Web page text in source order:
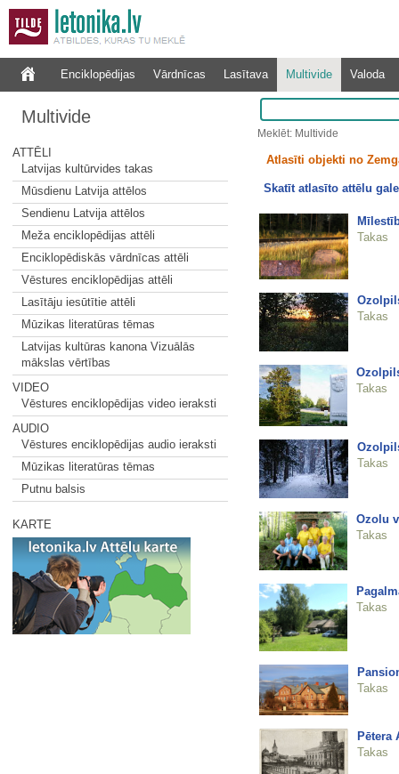
Enciklopēdijas Vārdnīcas Lasītava Multivide Valoda
Multivide
ATTĒLI
Latvijas kultūrvides takas
Mūsdienu Latvija attēlos
Sendienu Latvija attēlos
Meža enciklopēdijas attēli
Enciklopēdiskās vārdnīcas attēli
Vēstures enciklopēdijas attēli
Lasītāju iesūtītie attēli
Mūzikas literatūras tēmas
Latvijas kultūras kanona Vizuālās
mākslas vērtības
VIDEO
Vēstures enciklopēdijas video ieraksti
AUDIO
Vēstures enciklopēdijas audio ieraksti
Mūzikas literatūras tēmas
Putnu balsis
KARTE
Meklēt: Multivide
Atlasīti objekti no
Skatīt atlasīto attēlu
Takas
Takas
Takas
Takas
Ozolu
Takas
Takas
Takas
Pētera
Takas